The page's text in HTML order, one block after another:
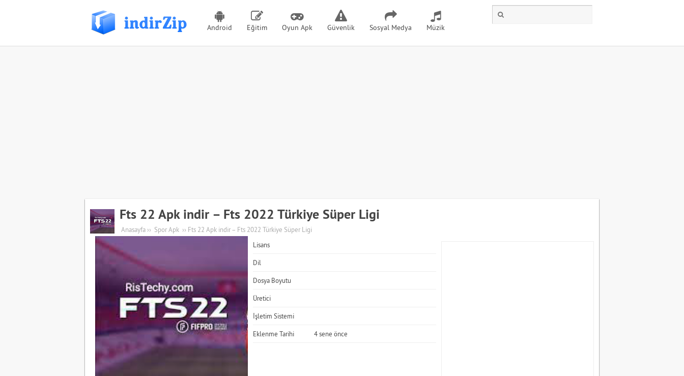
Android Eğitim Oyun Apk Güvenlik Sosyal Medya Müzik
Fts 22 Apk indir – Fts 2022 Türkiye Süper Ligi
Anasayfa ›› Spor Apk ›› Fts 22 Apk indir – Fts 2022 Türkiye Süper Ligi
Lisans
Dil
Dosya Boyutu
Üretici
İşletim Sistemi
Eklenme Tarihi 4 sene önce